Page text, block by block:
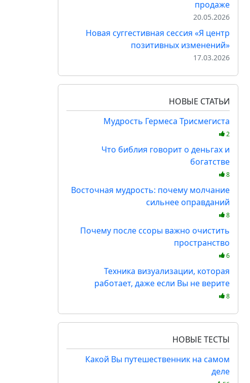
продаже
20.05.2026
Новая суггестивная сессия «Я центр
позитивных изменений»
17.03.2026
НОВЫЕ СТАТЬИ
Мудрость Гермеса Трисмегиста
2
Что библия говорит о деньгах и
богатстве
8
Восточная мудрость: почему молчание
сильнее оправданий
8
Почему после ссоры важно очистить
пространство
6
Техника визуализации, которая
работает, даже если Вы не верите
8
НОВЫЕ ТЕСТЫ
Какой Вы путешественник на самом
деле